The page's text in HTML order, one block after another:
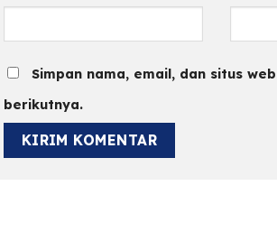
Simpan nama, email, dan situs
berikutnya.